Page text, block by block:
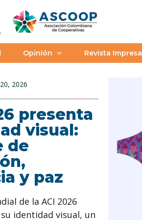
Opinión Revista Impresa
2026
presenta
visual:
de
y paz
de la ACI 2026
identidad visual, un